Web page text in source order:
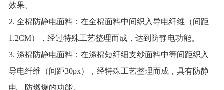
效果。
2. 全棉防静电面料：在全棉面料中间织入导电纤维（间距
1.2CM），经过特殊工艺整理而成，达到防静电功能。
3. 涤棉防静电面料：在涤棉短纤细支纱面料中等间距织入
导电纤维（间距30px），经特殊工艺整理而成，具有防静
电、防燃爆的功能。